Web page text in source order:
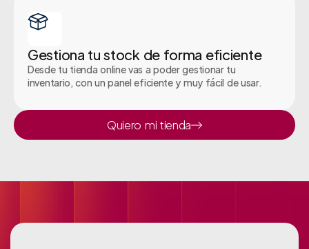
Gestiona tu stock de forma eficiente
Desde tu tienda online vas a poder gestionar tu
inventario, con un panel eficiente y muy fácil de usar.
Quiero mi tienda